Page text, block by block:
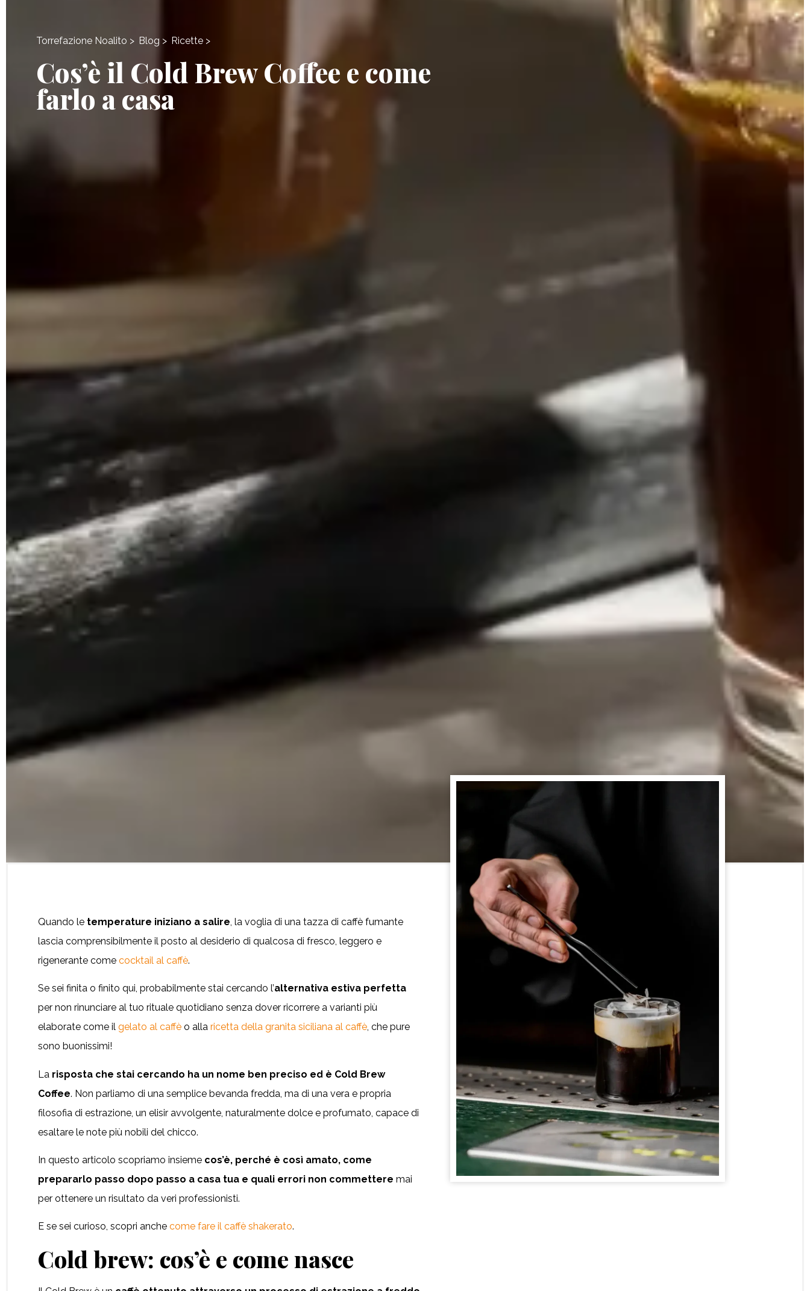
Torrefazione Noalito > Blog > Ricette >
Cos’è il Cold Brew Coffee e come
farlo a casa
Quando le temperature iniziano a salire , la voglia di una tazza di caffè fumante
lascia comprensibilmente il posto al desiderio di qualcosa di fresco, leggero e
rigenerante come cocktail al caffè.
Se sei finita o finito qui, probabilmente stai cercando l’alternativa estiva perfetta
per non rinunciare al tuo rituale quotidiano senza dover ricorrere a varianti più
elaborate come il gelato al caffè o alla ricetta della granita siciliana al caffè, che pure
sono buonissimi!
La risposta che stai cercando ha un nome ben preciso ed è Cold Brew
Coffee. Non parliamo di una semplice bevanda fredda, ma di una vera e propria
filosofia di estrazione, un elisir avvolgente, naturalmente dolce e profumato, capace di
esaltare le note più nobili del chicco.
In questo articolo scopriamo insieme cos’è, perché è così amato, come
prepararlo passo dopo passo a casa tua e quali errori non commettere mai
per ottenere un risultato da veri professionisti.
E se sei curioso, scopri anche come fare il caffè shakerato.
Cold brew: cos’è e come nasce